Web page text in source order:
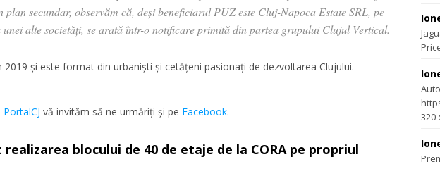
plan secundar, observăm că, deși beneficiarul PUZ este Cluj-Napoca Estate SRL, pe
unei alte societăți, se arată într-o notificare primită din partea grupului Clujul Vertical.
2019 și este format din urbaniști și cetățeni pasionați de dezvoltarea Clujului.
vă invităm să ne urmăriţi şi pe Facebook.
realizarea blocului de 40 de etaje de la CORA pe propriul